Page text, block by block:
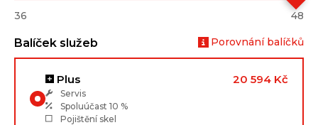
36 48
Balíček služeb Porovnání balíčků
Plus 20 594 Kč
Servis
Spoluúčast 10 %
Pojištění skel